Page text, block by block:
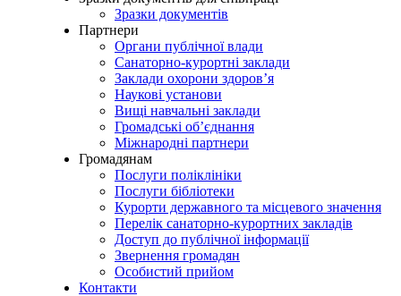
Зразки документів
Партнери
Органи публічної влади
Санаторно-курортні заклади
Заклади охорони здоров’я
Наукові установи
Вищі навчальні заклади
Громадські об’єднання
Міжнародні партнери
Громадянам
Послуги поліклініки
Послуги бібліотеки
Курорти державного та місцевого значення
Перелік санаторно-курортних закладів
Доступ до публічної інформації
Звернення громадян
Особистий прийом
Контакти